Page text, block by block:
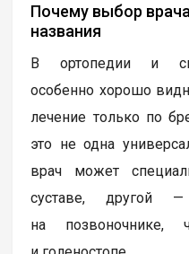
Почему выбор
названия
В ортопедии и
особенно хорошо
лечение только по
это не одна
врач может
суставе, другой
на